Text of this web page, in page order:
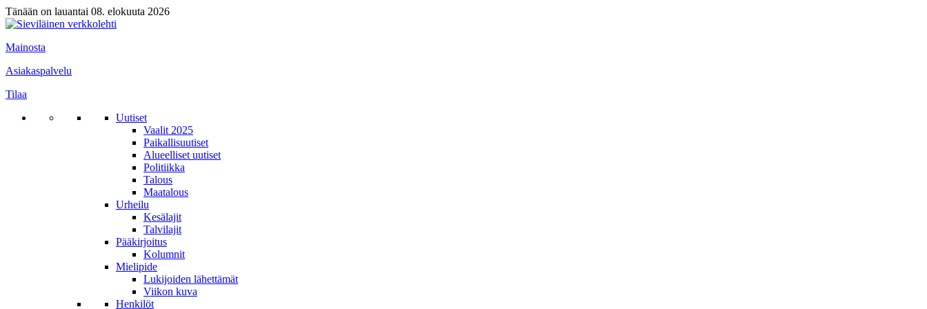
Tänään on lauantai 08. elokuuta 2026
Mainosta
Asiakaspalvelu
Tilaa
Uutiset
Vaalit 2025
Paikallisuutiset
Alueelliset uutiset
Politiikka
Talous
Maatalous
Urheilu
Kesälajit
Talvilajit
Pääkirjoitus
Kolumnit
Mielipide
Lukijoiden lähettämät
Viikon kuva
Henkilöt